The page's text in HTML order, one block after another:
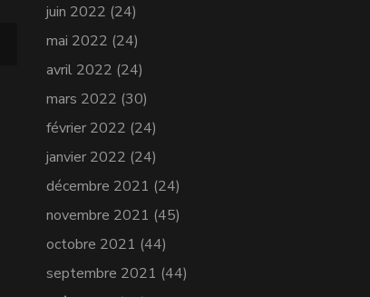
juin 2022 (24)
mai 2022 (24)
avril 2022 (24)
mars 2022 (30)
février 2022 (24)
janvier 2022 (24)
décembre 2021 (24)
novembre 2021 (45)
octobre 2021 (44)
septembre 2021 (44)